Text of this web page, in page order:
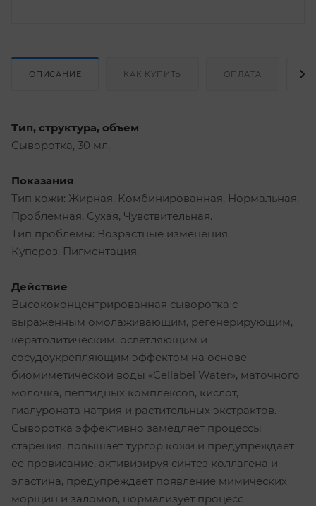
ОПИСАНИЕ КАК КУПИТЬ ОПЛАТА
Тип, структура, объем
Сыворотка, 30 мл.
Показания
Тип кожи: Жирная, Комбинированная, Нормальная,
Проблемная, Сухая, Чувствительная.
Тип проблемы: Возрастные изменения.
Купероз. Пигментация.
Действие
Высококонцентрированная сыворотка с
выраженным омолаживающим, регенерирующим,
кератолитическим, осветляющим и
сосудоукрепляющим эффектом на основе
биомиметической воды «Cellabel Water», маточного
молочка, пептидных комплексов, кислот,
гиалуроната натрия и растительных экстрактов.
Сыворотка эффективно замедляет процессы
старения, повышает тургор кожи и предупреждает
ее провисание, активизируя синтез коллагена и
эластина, предупреждает появление мимических
морщин и заломов, нормализует процесс